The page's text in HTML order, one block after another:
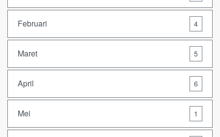
Februari 4
Maret 5
April 6
Mei 1